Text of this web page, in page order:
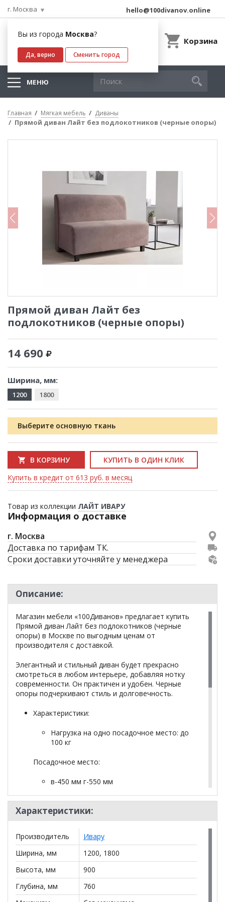
г. Москва
Вы из города Москва?
Да, верно Сменить город
hello@100divanov.online
Корзина
МЕНЮ
Главная Мягкая мебель Диваны
Прямой диван Лайт без подлокотников (черные опоры)
Прямой диван Лайт без
подлокотников (черные опоры)
14 690
Ширина, мм:
1200 1800
Выберите основную ткань
В КОРЗИНУ
КУПИТЬ В ОДИН КЛИК
Купить в кредит от 613 руб. в месяц
Товар из коллекции ЛАЙТ ИВАРУ
Информация о доставке
г. Москва
Доставка по тарифам ТК.
Сроки доставки уточняйте у менеджера
Описание:
Магазин мебели «100Диванов» предлагает купить
Прямой диван Лайт без подлокотников (черные
опоры) в Москве по выгодным ценам от
производителя с доставкой.
Элегантный и стильный диван будет прекрасно
смотреться в любом интерьере, добавляя нотку
современности. Он практичен и удобен. Черные
опоры подчеркивают стиль и долговечность.
Характеристики:
Нагрузка на одно посадочное место: до
100 кг
Посадочное место:
в-450 мм г-550 мм
Размеры
Ширина: 1200 мм | Глубина: 760 мм |
Вес: 33 кг | Объем: 0.600 м³
Ширина: 1800 мм | Глубина: 760 мм |
Высота: 900 мм
Вес: 42 кг | Объем: 0.880 м³
Характеристики:
Производитель
Ивару
Ширина, мм
1200, 1800
Высота, мм
900
Глубина, мм
760